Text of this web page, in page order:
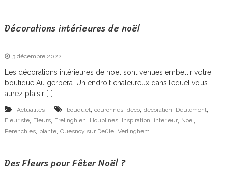
u
r
i
s
t
e
à
F
e
Décorations intérieures de noël
3 décembre 2022
Les décorations intérieures de noël sont venues embellir votre
boutique Au gerbera. Un endroit chaleureux dans lequel vous
aurez plaisir […]
Actualités bouquet, couronnes, deco, decoration, Deulemont,
Fleuriste, Fleurs, Frelinghien, Houplines, Inspiration, interieur, Noel,
Perenchies, plante, Quesnoy sur Deûle, Verlinghem
Des Fleurs pour Fêter Noël ?